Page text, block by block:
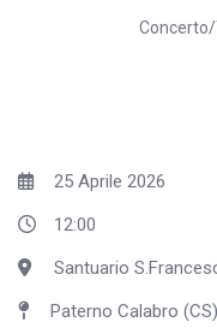
25 Aprile 2026
12:00
Santuario
Paterno Calabro (CS)